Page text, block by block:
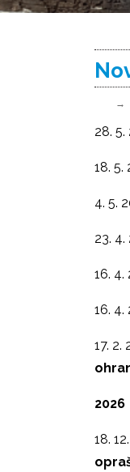
28. 5.
18. 5.
4. 5.
23. 4.
16. 4.
16. 4.
17. 2.
2026
18.